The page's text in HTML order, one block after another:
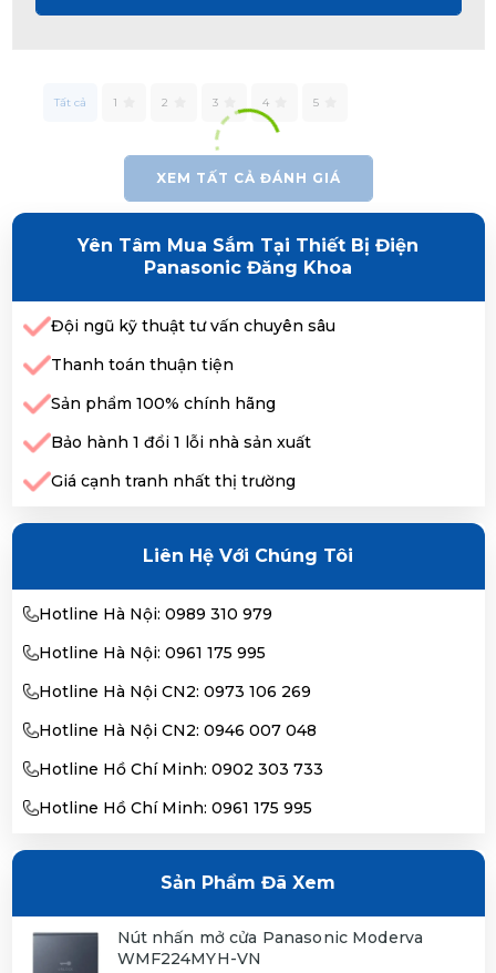
Tất cả 1 2 3 4 5
XEM TẤT CẢ ĐÁNH GIÁ
Yên Tâm Mua Sắm Tại Thiết Bị Điện
Panasonic Đăng Khoa
Đội ngũ kỹ thuật tư vấn chuyên sâu
Thanh toán thuận tiện
Sản phẩm 100% chính hãng
Bảo hành 1 đổi 1 lỗi nhà sản xuất
Giá cạnh tranh nhất thị trường
Liên Hệ Với Chúng Tôi
Hotline Hà Nội: 0989 310 979
Hotline Hà Nội: 0961 175 995
Hotline Hà Nội CN2: 0973 106 269
Hotline Hà Nội CN2: 0946 007 048
Hotline Hồ Chí Minh: 0902 303 733
Hotline Hồ Chí Minh: 0961 175 995
Sản Phẩm Đã Xem
Nút nhấn mở cửa Panasonic Moderva
WMF224MYH-VN